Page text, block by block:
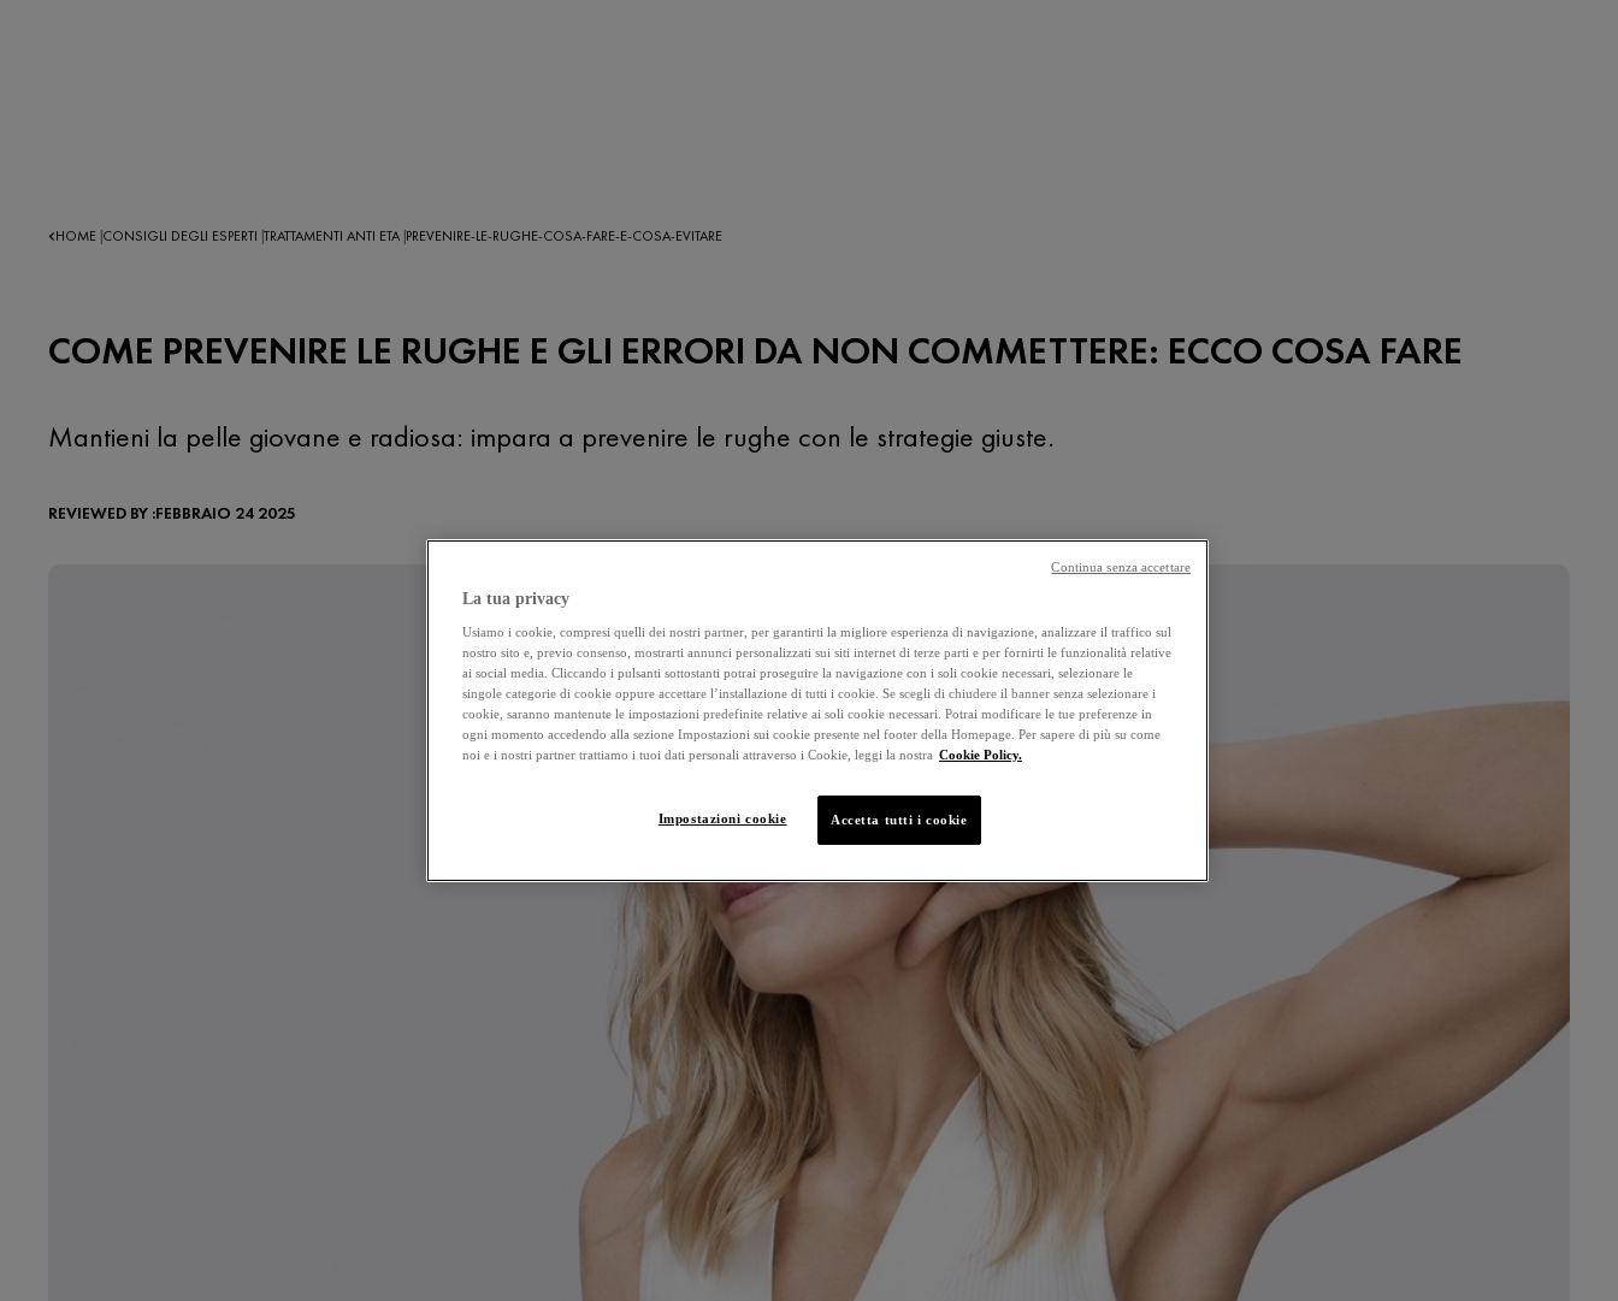
HOME CONSIGLI DEGLI ESPERTI TRATTAMENTI ANTI ETA PREVENIRE-LE-RUGHE-COSA-FARE-E-COSA-EVITARE
COME PREVENIRE LE RUGHE E GLI ERRORI DA NON COMMETTERE: ECCO COSA FARE
Mantieni la pelle giovane e radiosa: impara a prevenire le rughe con le strategie giuste.
REVIEWED BY :FEBBRAIO 24 2025
La tua privacy
Usiamo i cookie, compresi quelli dei nostri partner, per garantirti la migliore esperienza di navigazione, analizzare il traffico sul
nostro sito e, previo consenso, mostrarti annunci personalizzati sui siti internet di terze parti e per fornirti le funzionalità relative
ai social media. Cliccando i pulsanti sottostanti potrai proseguire la navigazione con i soli cookie necessari, selezionare le
singole categorie di cookie oppure accettare l’installazione di tutti i cookie. Se scegli di chiudere il banner senza selezionare i
cookie, saranno mantenute le impostazioni predefinite relative ai soli cookie necessari. Potrai modificare le tue preferenze in
ogni momento accedendo alla sezione Impostazioni sui cookie presente nel footer della Homepage. Per sapere di più su come
noi e i nostri partner trattiamo i tuoi dati personali attraverso i Cookie, leggi la nostra Cookie Policy.
Impostazioni cookie Accetta tutti i cookie
Continua senza accettare